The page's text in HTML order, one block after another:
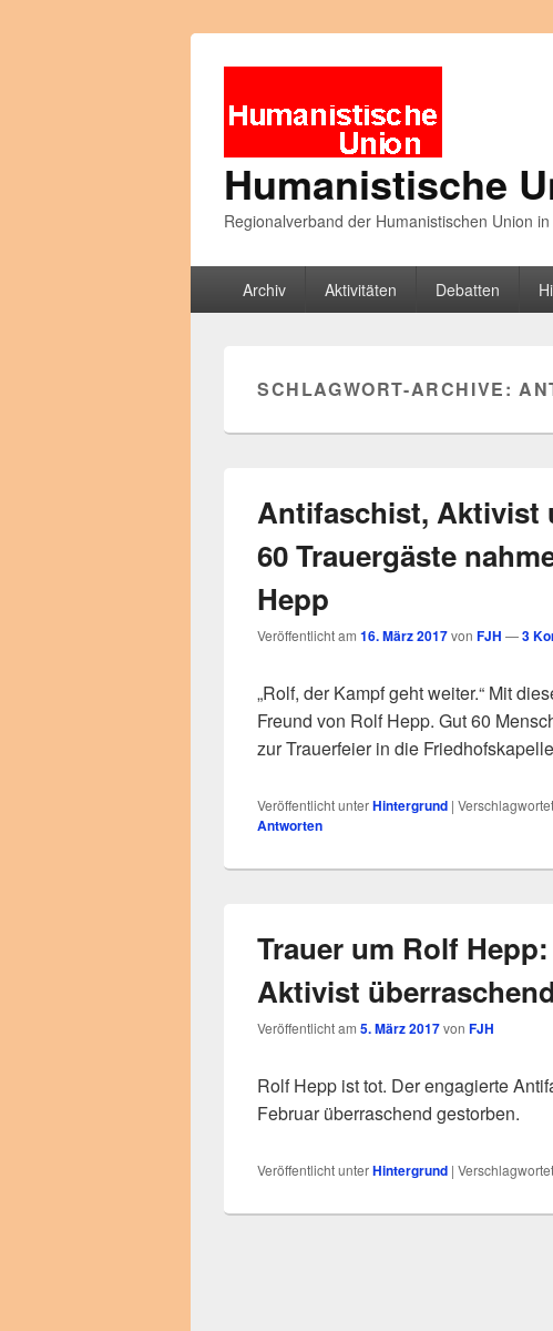
Humanistische
Regionalverband der Humanistischen Union
Archiv Aktivitäten Debatten
SCHLAGWORT-ARCHIVE:
Antifaschist, Aktivist
60 Trauergäste
Hepp
Veröffentlicht am 16. März 2017von FJH —3
„Rolf, der Kampf geht weiter.“ Mit
Freund von Rolf Hepp. Gut 60
zur Trauerfeier in die
Veröffentlicht unterHintergrund |
Antworten
Trauer um Rolf
Aktivist
Veröffentlicht am 5. März 2017von FJH
Rolf Hepp ist tot. Der engagierte
Februar überraschend gestorben.
Veröffentlicht unterHintergrund |